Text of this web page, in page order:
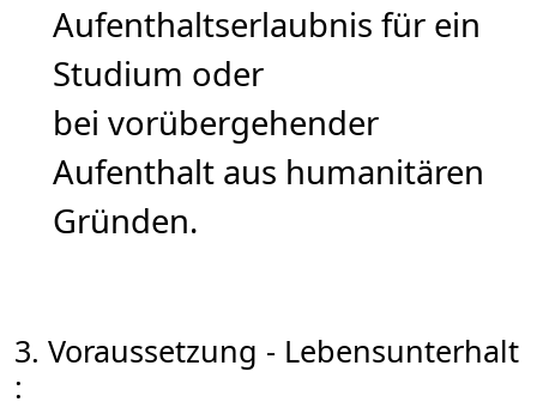
Aufenthaltserlaubnis für ein
Studium oder
bei vorübergehender
Aufenthalt aus humanitären
Gründen.
3. Voraussetzung - Lebensunterhalt
: